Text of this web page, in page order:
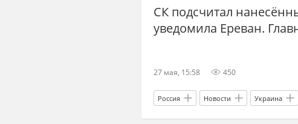
ДНР трудовые мигранты
Владимир Зеленский Украина
президент США Дональд Трамп
украинские беженцы Русофобия
Спецоперация
СК подсчитал
уведомила Ереван.
27 мая, 15:58 450
Россия Новости Украина
Владимир Константинов МИД